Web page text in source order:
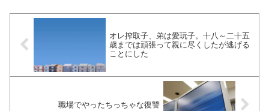
オレ搾取子、弟は愛玩子。十八～二十五
歳までは頑張って親に尽くしたが逃げる
ことにした
職場でやったちっちゃな復讐